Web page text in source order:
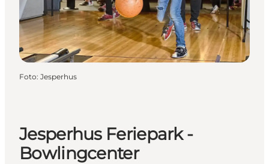
Foto: Jesperhus
Jesperhus Feriepark -
Bowlingcenter